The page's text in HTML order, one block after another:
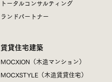
トータルコンサルティング
ランドパートナー
賃貸住宅建築
MOCXION（木造マンション）
MOCXSTYLE（木造賃貸住宅）